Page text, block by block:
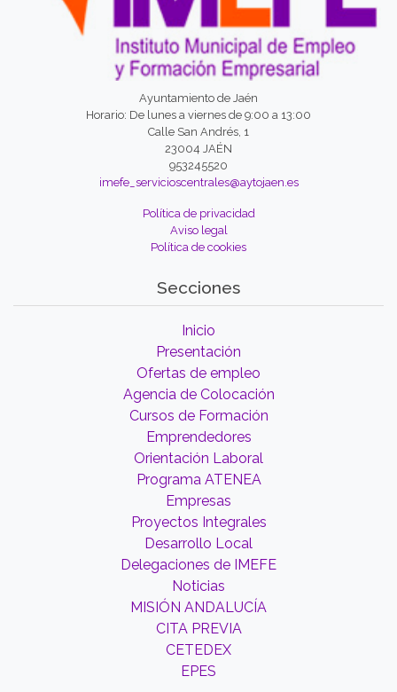
Ayuntamiento de Jaén
Horario: De lunes a viernes de 9:00 a 13:00
Calle San Andrés, 1
23004 JAÉN
953245520
imefe_servicioscentrales@aytojaen.es
Política de privacidad
Aviso legal
Política de cookies
Secciones
Inicio
Presentación
Ofertas de empleo
Agencia de Colocación
Cursos de Formación
Emprendedores
Orientación Laboral
Programa ATENEA
Empresas
Proyectos Integrales
Desarrollo Local
Delegaciones de IMEFE
Noticias
MISIÓN ANDALUCÍA
CITA PREVIA
CETEDEX
EPES